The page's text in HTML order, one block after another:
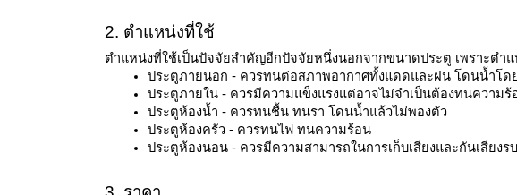
2. ตำแหน่งที่ใช้
ตำแหน่งที่ใช้เป็นปัจจัยสำคัญอีกปัจจัยหนึ่งนอกจากขนาดประตู เพราะตำ
ประตูภายนอก - ควรทนต่อสภาพอากาศทั้งแดดและฝน โดนน้ำโด
ประตูภายใน - ควรมีความแข็งแรงแต่อาจไม่จำเป็นต้องทนความ
ประตูห้องน้ำ - ควรทนชื้น ทนรา โดนน้ำแล้วไม่พองตัว
ประตูห้องครัว - ควรทนไฟ ทนความร้อน
ประตูห้องนอน - ควรมีความสามารถในการเก็บเสียงและกันเสียง